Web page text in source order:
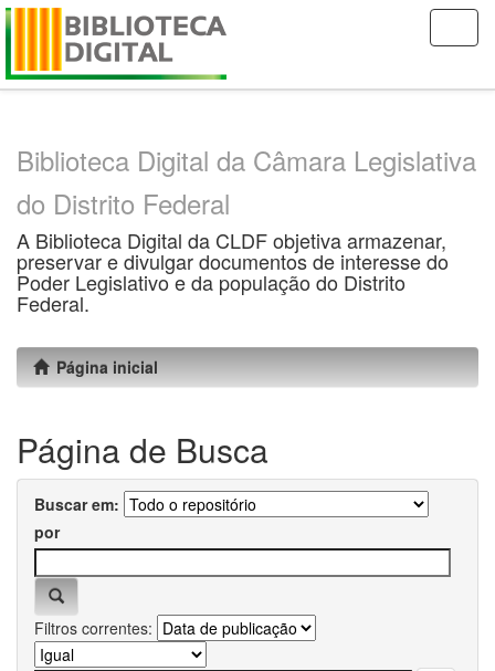
Skip
Biblioteca Digital da Câmara Legislativa
do Distrito Federal
A Biblioteca Digital da CLDF objetiva armazenar,
preservar e divulgar documentos de interesse do
Poder Legislativo e da população do Distrito
Federal.
Página inicial
Página de Busca
Buscar em:
por
Filtros correntes: